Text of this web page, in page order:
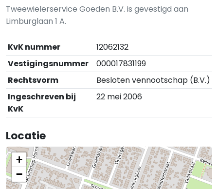
Tweewielerservice Goeden B.V. is gevestigd aan
Limburglaan 1 A.
KvK nummer
12062132
Vestigingsnummer
000017831199
Rechtsvorm
Besloten vennootschap (B.V.)
Ingeschreven bij
KvK
22 mei 2006
Locatie
+
−